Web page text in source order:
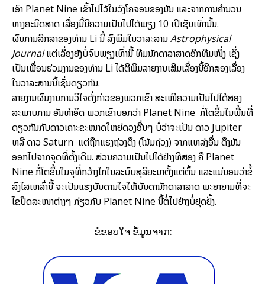
ເອົາ Planet Nine ເຂົ້າໄປໄວ້ໃນວົງໂຄຈອນຂອງມັນ ແລະຈາກການຄຳນວນ
ທາງຄະນິດສາດ ເລື່ອງນີ້ມີຄວາມເປັນໄປໄດ້ພຽງ 10 ເປີເຊັນເທົ່ານັ້ນ.
ຜົນການສຶກສາຂອງທ່ານ Li ນີ້ ລົງພິມໃນວາລະສານAstrophysical
Journalແຕ່ເລື່ອງຍັງບໍ່ຈົບພຽງເທົ່ານີ້ ທີມນັກດາລາສາດອີກທີມໜຶ່ງ ເຊິ່ງ
ເປັນເພື່ອນຮ່ວມງານຂອງທ່ານ Li ໄດ້ຕີພິມລາຍງານເສີມເລື່ອງນີ້ອີກສອງເລື່ອງ
ໃນວາລະສານນີ້ເຊັ່ນດຽວກັນ.
ລາຍງານຜົນງານການວິໄຈດັ່ງກ່າວຂອງພວກເຂົາ ສະເໜີຄວາມເປັນໄປໄດ້ສອງ
ສະພາບການ ອັນທຳອິດ ພວກເຂົາບອກວ່າ Planet Nine ກໍ່ໂຕຂຶ້ນໃນພື້ນທີ່
ດຽວກັນກັບດາວເຄາະຂະໜາດໃຫຍ່ດວງອື່ນໆ ບໍ່ວ່າຈະເປັນ ດາວ Jupiter
ຫລື ດາວ Saturn ແຕ່ຖືກແຮງຖ່ວງດຶງ (ໂນ້ມຖ່ວງ) ຈາກແຫລ່ງອື່ນ ດຶງມັນ
ອອກໄປຈາກຈຸດທີ່ຕັ້ງເດີມ. ສ່ວນຄວາມເປັນໄປໄດ້ຢ່າງທີສອງ ຄື Planet
Nine ກໍ່ໂຕຂຶ້ນໃນຈຸທີ່ກວ້າງໄກໃນລະບົບສຸລິຍະມາຕັ້ງແຕ່ຕົ້ນ ແລະແນ່ນອນວ່າຂໍ້
ສົງໄສເຫລົ່ານີ້ ຈະເປັນແຮງບັນດານໃຈໃຫ້ບັນດານັກດາລາສາດ ພະຍາຍາມທີ່ຈະ
ໄຂປິດສະໜາຕ່າງໆ ກ່ຽວກັບ Planet Nine ນີ້ຕໍ່ໄປຢ່າງບໍ່ຢຸດຢັ້ງ.
ຂໍຂອບໃຈ ຂໍ້ມູນຈາກ: